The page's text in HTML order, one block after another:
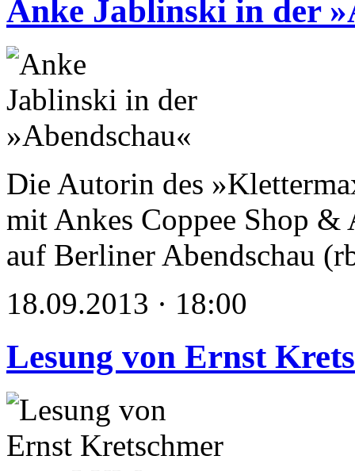
Anke Jablinski in der
Die Autorin des
mit Ankes Coppee Shop &
auf Berliner Abendschau
18.09.2013 · 18:00
Lesung von Ernst